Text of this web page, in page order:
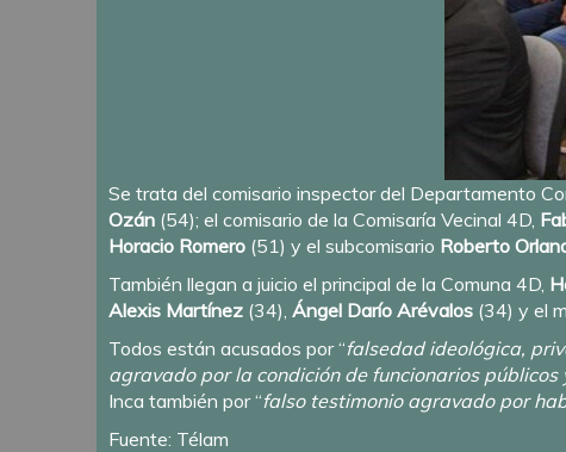
Se trata del comisario inspector del Departamento
Ozán (54); el comisario de la Comisaría Vecinal 4D,
Horacio Romero (51) y el subcomisario Roberto
También llegan a juicio el principal de la Comuna 4D,
Alexis Martínez (34),Ángel Darío Arévalos (34) y el
Todos están acusados por “falsedad ideológica,
agravado por la condición de funcionarios
Inca también por “falso testimonio agravado por
Fuente: Télam